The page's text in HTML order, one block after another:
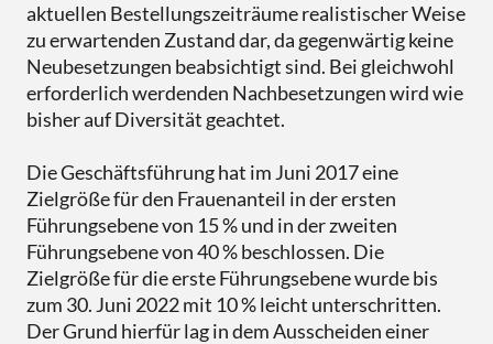
aktuellen Bestellungszeiträume realistischer Weise
zu erwartenden Zustand dar, da gegenwärtig keine
Neubesetzungen beabsichtigt sind. Bei gleichwohl
erforderlich werdenden Nachbesetzungen wird wie
bisher auf Diversität geachtet.
Die Geschäftsführung hat im Juni 2017 eine
Zielgröße für den Frauenanteil in der ersten
Führungsebene von 15 % und in der zweiten
Führungsebene von 40 % beschlossen. Die
Zielgröße für die erste Führungsebene wurde bis
zum 30. Juni 2022 mit 10 % leicht unterschritten.
Der Grund hierfür lag in dem Ausscheiden einer